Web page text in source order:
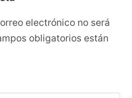
electrónico no será
obligatorios están